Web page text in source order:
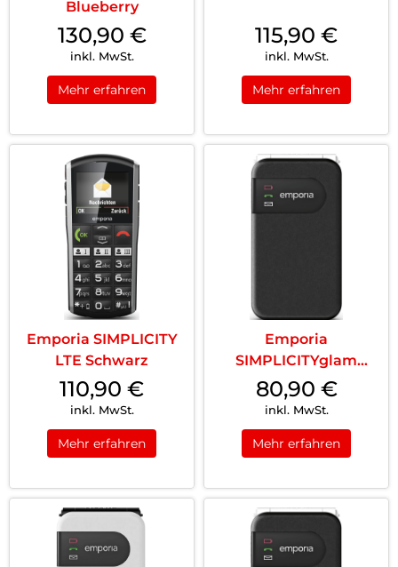
Blueberry
130,90 €
inkl. MwSt.
Mehr erfahren
115,90 €
inkl. MwSt.
Mehr erfahren
Emporia SIMPLICITY
LTE Schwarz
110,90 €
inkl. MwSt.
Mehr erfahren
Emporia
SIMPLICITYglam
Schwarz
80,90 €
inkl. MwSt.
Mehr erfahren